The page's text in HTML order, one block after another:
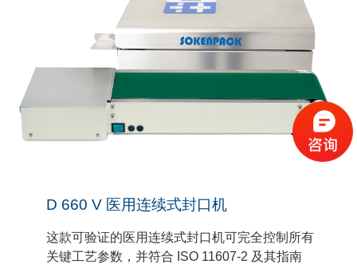
D 660 V 医用连续式封口机
这款可验证的医用连续式封口机可完全控制所有
关键工艺参数，并符合 ISO 11607-2 及其指南